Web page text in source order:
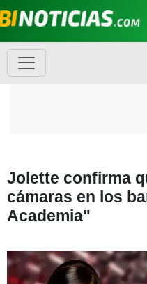
Jolette confirma
cámaras en los
Academia"